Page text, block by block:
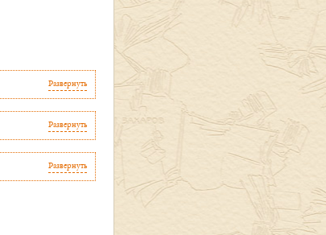
Развернуть
Развернуть
Развернуть